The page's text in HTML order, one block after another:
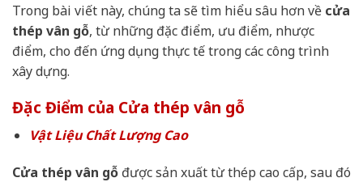
Trong bài viết này, chúng ta sẽ tìm hiểu sâu hơn về cửa
thép vân gỗ, từ những đặc điểm, ưu điểm, nhược
điểm, cho đến ứng dụng thực tế trong các công trình
xây dựng.
Đặc Điểm của Cửa thép vân gỗ
Vật Liệu Chất Lượng Cao
Cửa thép vân gỗ được sản xuất từ thép cao cấp, sau đó